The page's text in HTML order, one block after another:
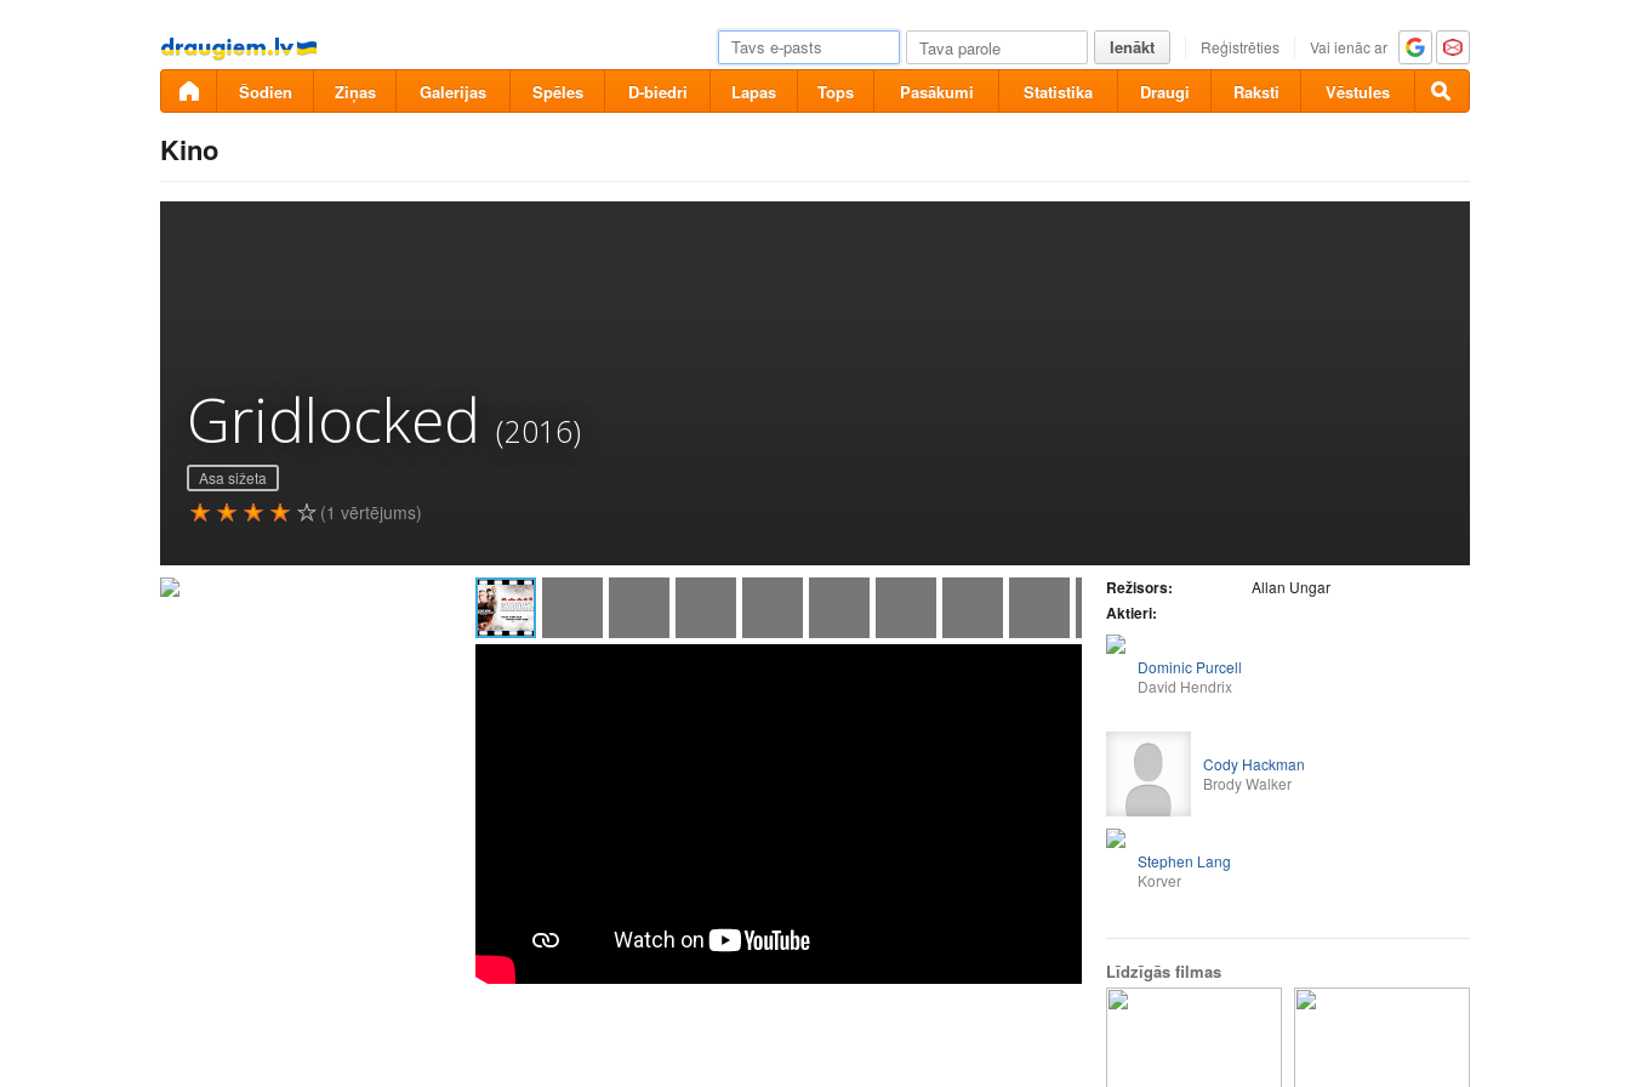
Pāriet
uz
saturu
Ienākt Reģistrēties Vai ienāc ar
Šodien Ziņas Galerijas Spēles D-biedri Lapas Tops Pasākumi Statistika Draugi Raksti Vēstules
Kino
Gridlocked (2016)
Asa sižeta
(1 vērtējums)
Režisors: Allan Ungar
Aktieri:
Dominic Purcell
David Hendrix
Cody Hackman
Brody Walker
Stephen Lang
Korver
Līdzīgās filmas